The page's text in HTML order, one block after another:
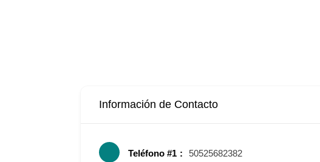
Información de Contacto
Teléfono #1 50525682382